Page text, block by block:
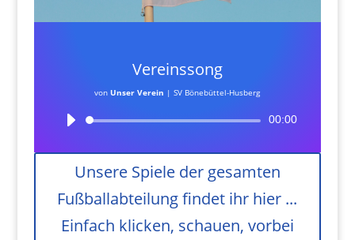
Vereinssong
vonUnser Verein |SV Bönebüttel-Husberg
Audio-
00:00
Unsere Spiele der gesamten
Fußballabteilung findet ihr hier ...
Einfach klicken, schauen, vorbei